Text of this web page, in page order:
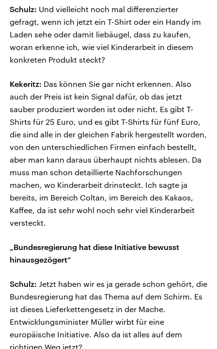
Schulz: Und vielleicht noch mal differenzierter
gefragt, wenn ich jetzt ein T-Shirt oder ein Handy im
Laden sehe oder damit liebäugel, dass zu kaufen,
woran erkenne ich, wie viel Kinderarbeit in diesem
konkreten Produkt steckt?
Kekeritz: Das können Sie gar nicht erkennen. Also
auch der Preis ist kein Signal dafür, ob das jetzt
sauber produziert worden ist oder nicht. Es gibt T-
Shirts für 25 Euro, und es gibt T-Shirts für fünf Euro,
die sind alle in der gleichen Fabrik hergestellt worden,
von den unterschiedlichen Firmen einfach bestellt,
aber man kann daraus überhaupt nichts ablesen. Da
muss man schon detaillierte Nachforschungen
machen, wo Kinderarbeit drinsteckt. Ich sagte ja
bereits, im Bereich Coltan, im Bereich des Kakaos,
Kaffee, da ist sehr wohl noch sehr viel Kinderarbeit
versteckt.
„Bundesregierung hat diese Initiative bewusst
hinausgezögert“
Schulz: Jetzt haben wir es ja gerade schon gehört, die
Bundesregierung hat das Thema auf dem Schirm. Es
ist dieses Lieferkettengesetz in der Mache.
Entwicklungsminister Müller wirbt für eine
europäische Initiative. Also da ist alles auf dem
richtigen Weg jetzt?